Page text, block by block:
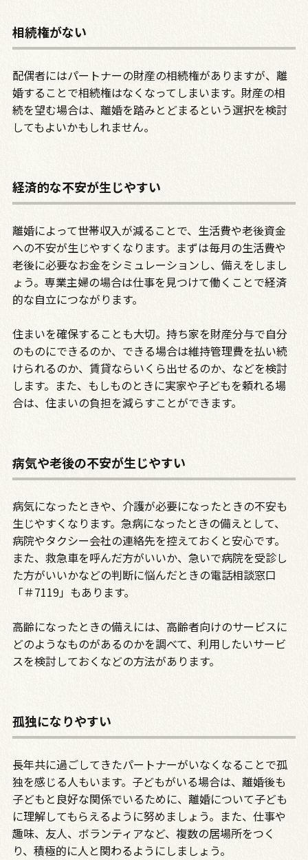
相続権がない
配偶者にはパートナーの財産の相続権がありますが、離
婚することで相続権はなくなってしまいます。財産の相
続を望む場合は、離婚を踏みとどまるという選択を検討
してもよいかもしれません。
経済的な不安が生じやすい
離婚によって世帯収入が減ることで、生活費や老後資金
への不安が生じやすくなります。まずは毎月の生活費や
老後に必要なお金をシミュレーションし、備えをしまし
ょう。専業主婦の場合は仕事を見つけて働くことで経済
的な自立につながります。
住まいを確保することも大切。持ち家を財産分与で自分
のものにできるのか、できる場合は維持管理費を払い続
けられるのか、賃貸ならいくら出せるのか、などを検討
します。また、もしものときに実家や子どもを頼れる場
合は、住まいの負担を減らすことができます。
病気や老後の不安が生じやすい
病気になったときや、介護が必要になったときの不安も
生じやすくなります。急病になったときの備えとして、
病院やタクシー会社の連絡先を控えておくと安心です。
また、救急車を呼んだ方がいいか、急いで病院を受診し
た方がいいかなどの判断に悩んだときの電話相談窓口
「＃7119」もあります。
高齢になったときの備えには、高齢者向けのサービスに
どのようなものがあるのかを調べて、利用したいサービ
スを検討しておくなどの方法があります。
孤独になりやすい
長年共に過ごしてきたパートナーがいなくなることで孤
独を感じる人もいます。子どもがいる場合は、離婚後も
子どもと良好な関係でいるために、離婚について子ども
に理解してもらえるように努めましょう。また、仕事や
趣味、友人、ボランティアなど、複数の居場所をつく
り、積極的に人と関わるようにしましょう。